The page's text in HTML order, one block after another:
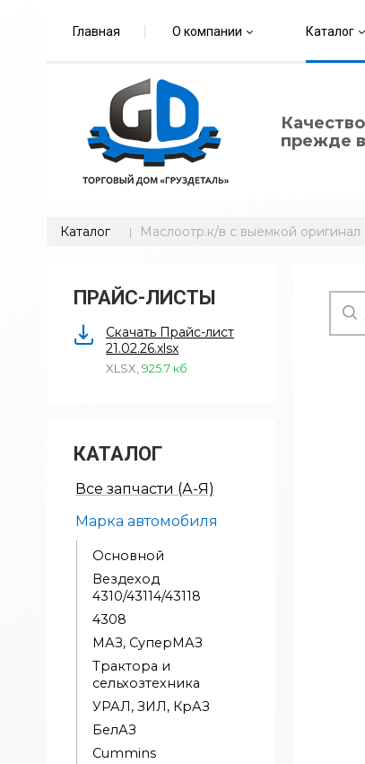
Главная О компании Каталог
прежде
Каталог Маслоотр.к/в с выемкой оригинал
ПРАЙС-ЛИСТЫ
Скачать Прайс-лист
21.02.26.xlsx
XLSX 925.7 кб
КАТАЛОГ
Все запчасти (А-Я)
Марка автомобиля
Основной
Вездеход
4310/43114/43118
4308
МАЗ, СуперМАЗ
Трактора и
сельхозтехника
УРАЛ, ЗИЛ, КрАЗ
БелАЗ
Cummins